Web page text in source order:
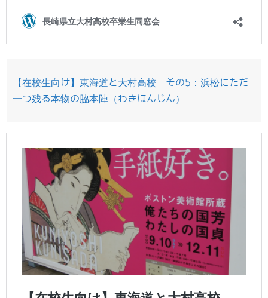
【在校生向け】東海道と大村高校 その5：浜松にただ
一つ残る本物の脇本陣（わきほんじん）